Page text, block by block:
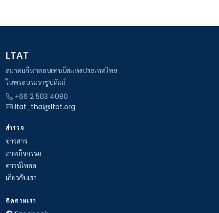
LTAT
สมาคมกีฬาลอนเทนนิสแห่งประเทศไทย
ในพระบรมราชูปถัมภ์
+66 2 503 4080
ltat_thai@ltat.org
สำรวจ
ข่าวสาร
ภาพกิจกรรม
ดาวน์โหลด
เกี่ยวกับเรา
ติดตามเรา